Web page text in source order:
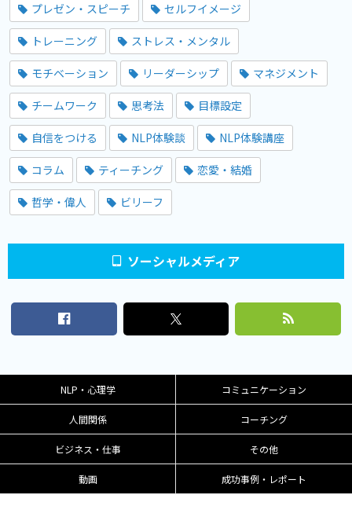
プレゼン・スピーチ セルフイメージ
トレーニング ストレス・メンタル
モチベーション リーダーシップ マネジメント
チームワーク 思考法 目標設定
自信をつける NLP体験談 NLP体験講座
コラム ティーチング 恋愛・結婚
哲学・偉人 ビリーフ
ソーシャルメディア
NLP・心理学 コミュニケーション
人間関係 コーチング
ビジネス・仕事 その他
動画 成功事例・レポート